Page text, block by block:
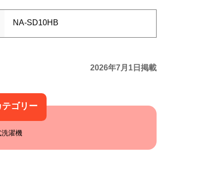
NA-SD10HB
2026年7月1日掲載
ゴリー
濯機